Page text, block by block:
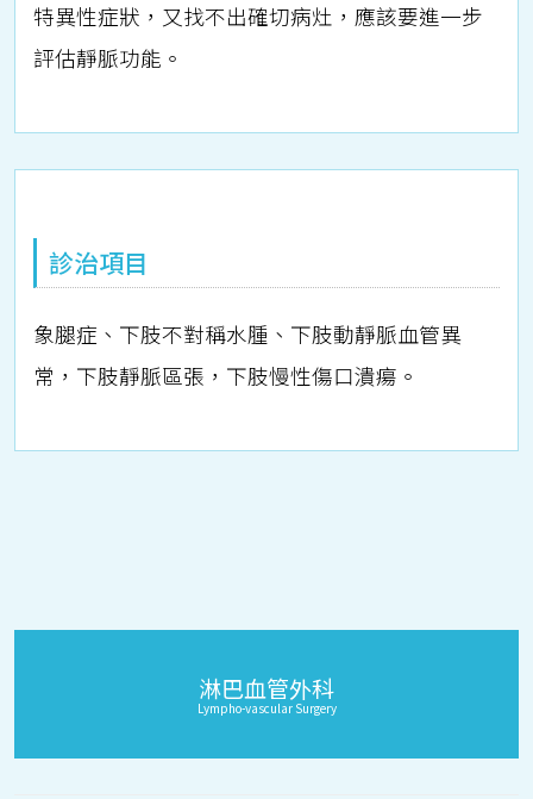
特異性症狀，又找不出確切病灶，應該要進一步
評估靜脈功能。
診治項目
象腿症、下肢不對稱水腫、下肢動靜脈血管異
常，下肢靜脈區張，​下肢慢性傷口潰瘍。
淋巴血管外科
Lympho-vascular Surgery